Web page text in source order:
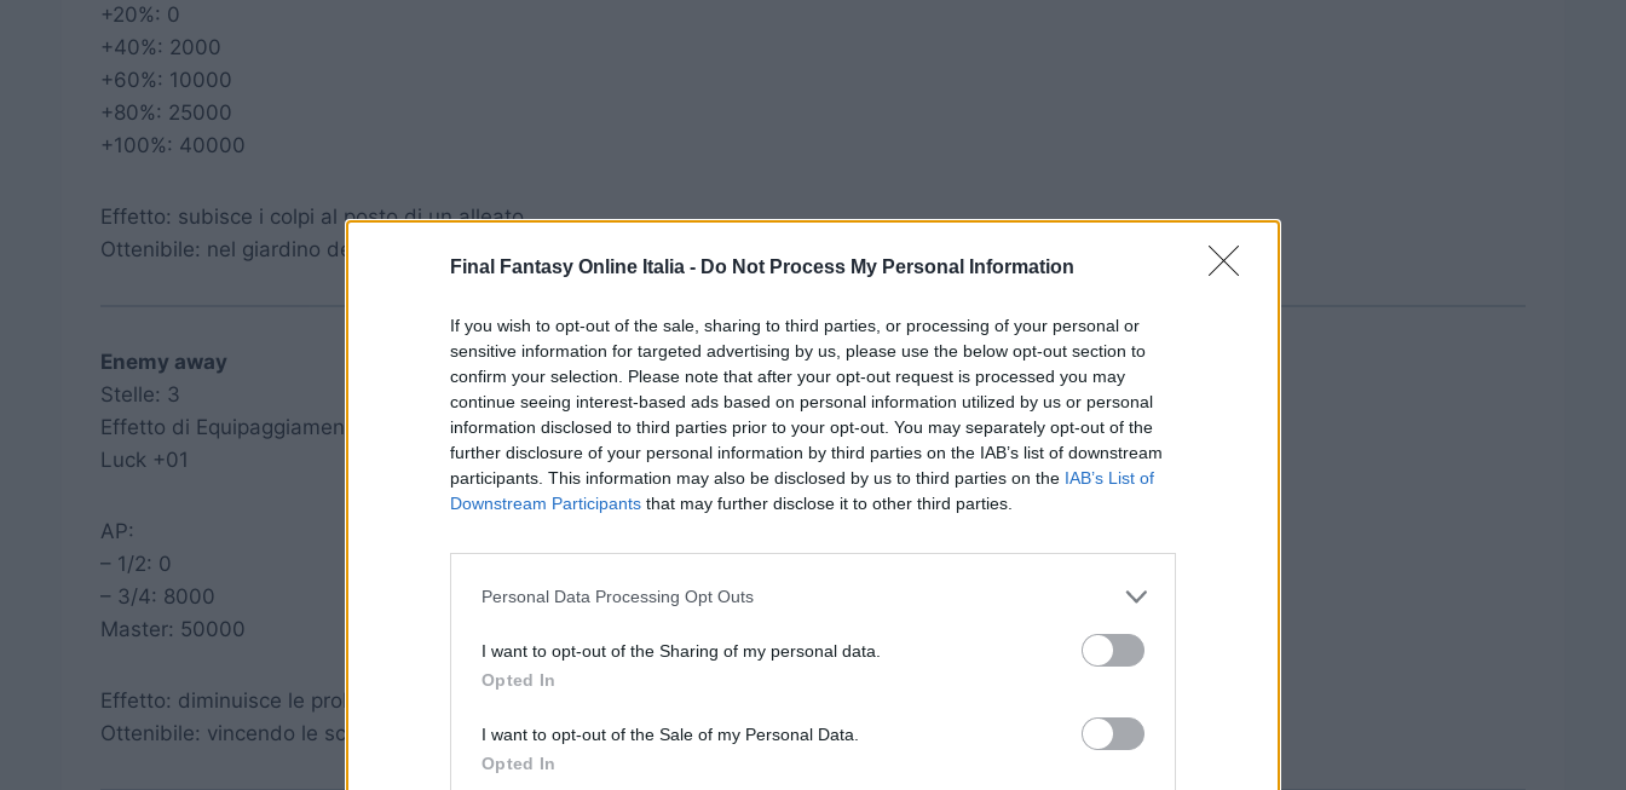
Final Fantasy Online Italia - Do Not Process My Personal Information
If you wish to opt-out of the sale, sharing to third parties, or processing of your personal or
sensitive information for targeted advertising by us, please use the below opt-out section to
confirm your selection. Please note that after your opt-out request is processed you may
continue seeing interest-based ads based on personal information utilized by us or personal
information disclosed to third parties prior to your opt-out. You may separately opt-out of the
further disclosure of your personal information by third parties on the IAB’s list of downstream
participants. This information may also be disclosed by us to third parties on the IAB’s List of
Downstream Participants that may further disclose it to other third parties.
Personal Data Processing Opt Outs
I want to opt-out of the Sharing of my personal data.
Opted In
I want to opt-out of the Sale of my Personal Data.
Opted In
+20%: 0
+40%: 2000
+60%: 10000
+80%: 25000
+100%: 40000
Effetto: subisce i colpi al posto di un alleato.
Ottenibile: nel giardino della casa di Aeris nel settore 5 oppure acquistabile nel Wall market per 1000 Gil.
Enemy away
Stelle: 3
Effetto di Equipaggiamento:
Luck +01
AP:
– 1/2: 0
– 3/4: 8000
Master: 50000
Effetto: diminuisce le probabilità di affrontare incontri casuali.
Ottenibile: vincendo le scommesse dei chocobo al Gold Saucer ai livelli B, A ed S.